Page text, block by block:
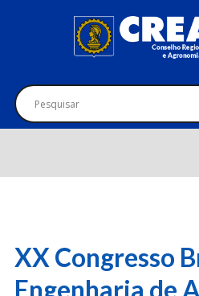
XX Congresso
Engenharia de